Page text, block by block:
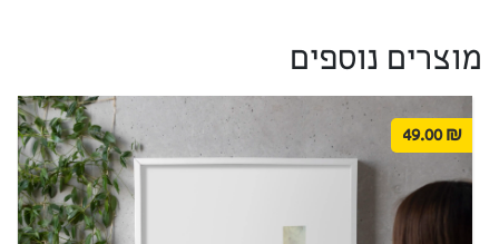
מוצרים נוספים
₪
49.00